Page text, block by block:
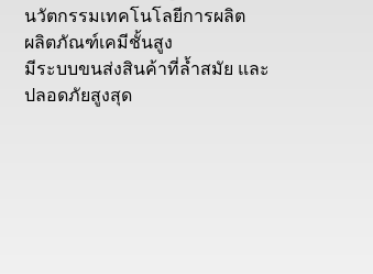
นวัตกรรมเทคโนโลยีการผลิต
ผลิตภัณฑ์เคมีชั้นสูง
มีระบบขนส่งสินค้าที่ล้ำสมัย และ
ปลอดภัยสูงสุด